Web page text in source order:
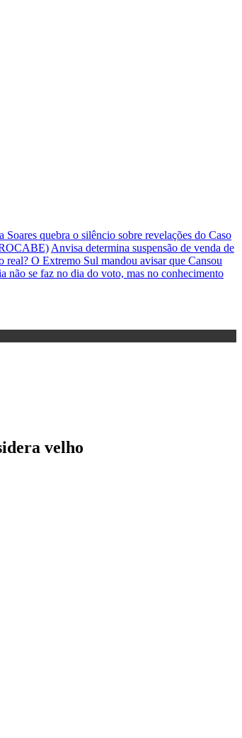
Soares quebra o silêncio sobre revelações do Caso
Anvisa determina suspensão de venda de
real? O Extremo Sul mandou avisar que Cansou
não se faz no dia do voto, mas no conhecimento
velho